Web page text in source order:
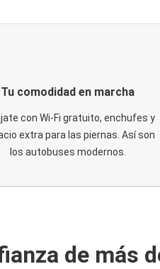
Tu comodidad en marcha
con Wi-Fi gratuito, enchufes y
extra para las piernas. Así son
los autobuses modernos.
de más